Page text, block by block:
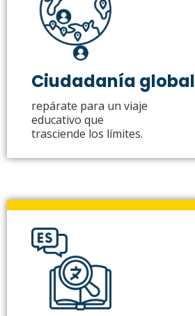
Ciudadanía global
repárate para un viaje
educativo que
trasciende los límites.